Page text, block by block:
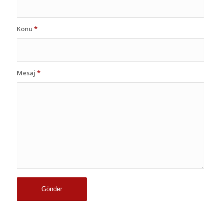
Konu *
Mesaj *